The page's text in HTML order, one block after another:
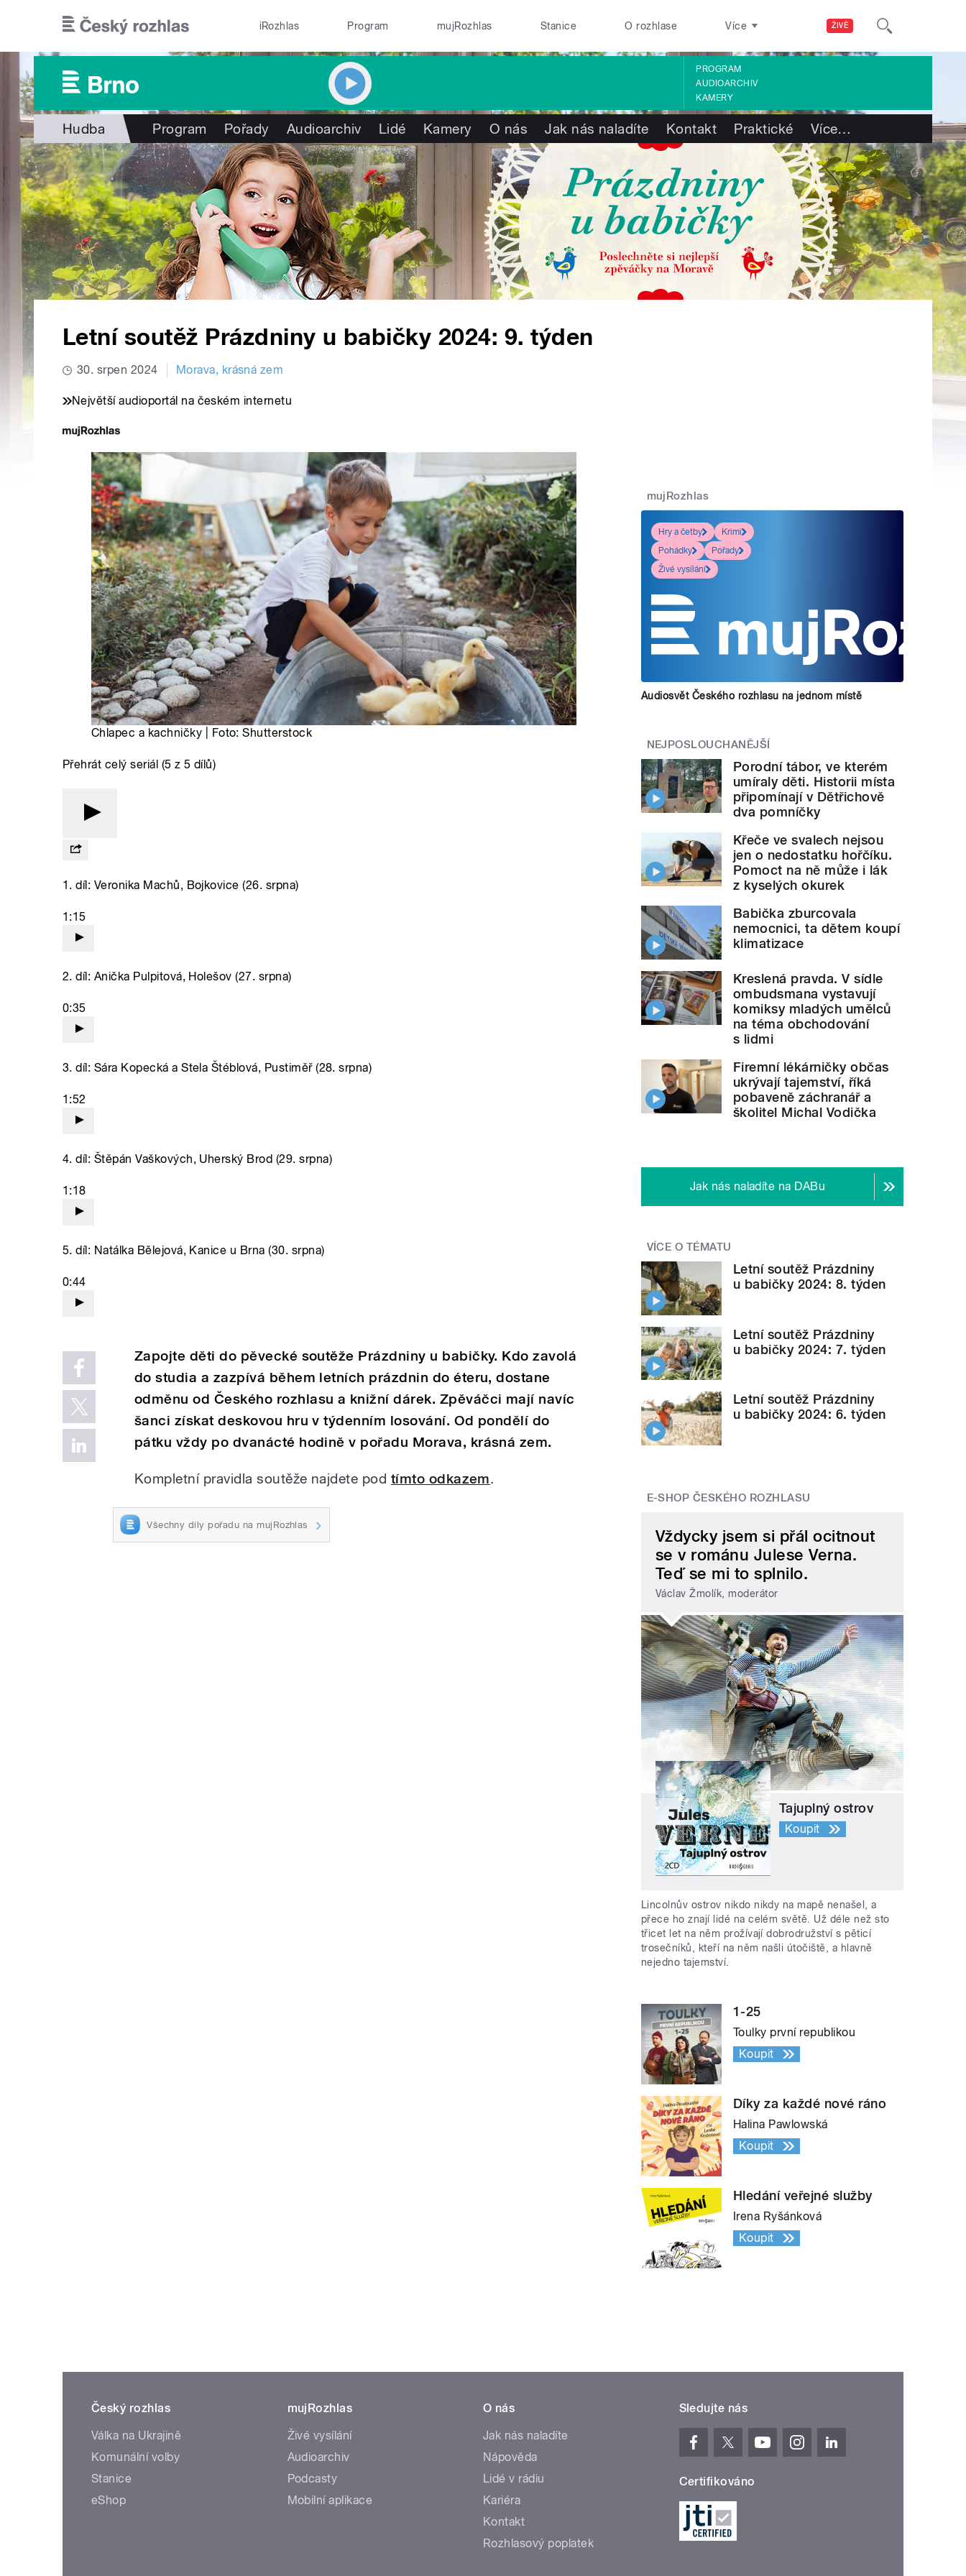
ŽIVĚ
iRozhlas Program mujRozhlas Stanice O rozhlase Více
PROGRAM
AUDIOARCHIV
KAMERY
Hudba Program Pořady Audioarchiv Lidé Kamery O nás Jak nás naladíte Kontakt Praktické Více…
Letní soutěž Prázdniny u babičky 2024: 9. týden
30. srpen 2024 Morava, krásná zem
Největší audioportál na českém internetu
Chlapec a kachničky | Foto: Shutterstock
Přehrát celý seriál (5 z 5 dílů)
1. díl: Veronika Machů, Bojkovice (26. srpna)
1:15
2. díl: Anička Pulpitová, Holešov (27. srpna)
0:35
3. díl: Sára Kopecká a Stela Štéblová, Pustiměř (28. srpna)
1:52
4. díl: Štěpán Vaškových, Uherský Brod (29. srpna)
1:18
5. díl: Natálka Bělejová, Kanice u Brna (30. srpna)
0:44
Zapojte děti do pěvecké soutěže Prázdniny u babičky. Kdo zavolá
do studia a zazpívá během letních prázdnin do éteru, dostane
odměnu od Českého rozhlasu a knižní dárek. Zpěváčci mají navíc
šanci získat deskovou hru v týdenním losování. Od pondělí do
pátku vždy po dvanácté hodině v pořadu Morava, krásná zem.
Kompletní pravidla soutěže najdete pod tímto odkazem.
Všechny díly pořadu na mujRozhlas
mujRozhlas
Hry a četby
Krimi
Pohádky
Pořady
Živé vysílání
Audiosvět Českého rozhlasu na jednom místě
NEJPOSLOUCHANĚJŠÍ
Porodní tábor, ve kterém
umíraly děti. Historii místa
připomínají v Dětřichově
dva pomníčky
Křeče ve svalech nejsou
jen o nedostatku hořčíku.
Pomoct na ně může i lák
z kyselých okurek
Babička zburcovala
nemocnici, ta dětem koupí
klimatizace
Kreslená pravda. V sídle
ombudsmana vystavují
komiksy mladých umělců
na téma obchodování
s lidmi
Firemní lékárničky občas
ukrývají tajemství, říká
pobaveně záchranář a
školitel Michal Vodička
Jak nás naladíte na DABu
VÍCE O TÉMATU
Letní soutěž Prázdniny
u babičky 2024: 8. týden
Letní soutěž Prázdniny
u babičky 2024: 7. týden
Letní soutěž Prázdniny
u babičky 2024: 6. týden
E-SHOP ČESKÉHO ROZHLASU
Vždycky jsem si přál ocitnout
se v románu Julese Verna.
Teď se mi to splnilo.
Václav Žmolík, moderátor
Tajuplný ostrov
Koupit
Lincolnův ostrov nikdo nikdy na mapě nenašel, a
přece ho znají lidé na celém světě. Už déle než sto
třicet let na něm prožívají dobrodružství s pěticí
trosečníků, kteří na něm našli útočiště, a hlavně
nejedno tajemství.
1-25
Toulky první republikou
Koupit
Díky za každé nové ráno
Halina Pawlowská
Koupit
Hledání veřejné služby
Irena Ryšánková
Koupit
Český rozhlas
Válka na Ukrajině
Komunální volby
Stanice
eShop
mujRozhlas
Živé vysílání
Audioarchiv
Podcasty
Mobilní aplikace
O nás
Jak nás naladíte
Nápověda
Lidé v rádiu
Kariéra
Kontakt
Rozhlasový poplatek
Sledujte nás
Certifikováno